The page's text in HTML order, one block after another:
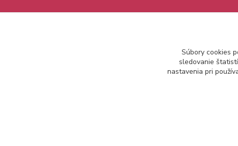
Súbory cookies
sledovanie
nastavenia pri